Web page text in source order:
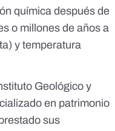
química después de
o millones de años a
y temperatura
Geológico y
en patrimonio
sus